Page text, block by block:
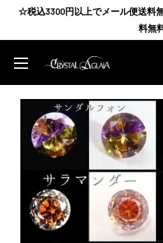
ツ
☆税込3300円以上でメール便送料
料無
Agrize